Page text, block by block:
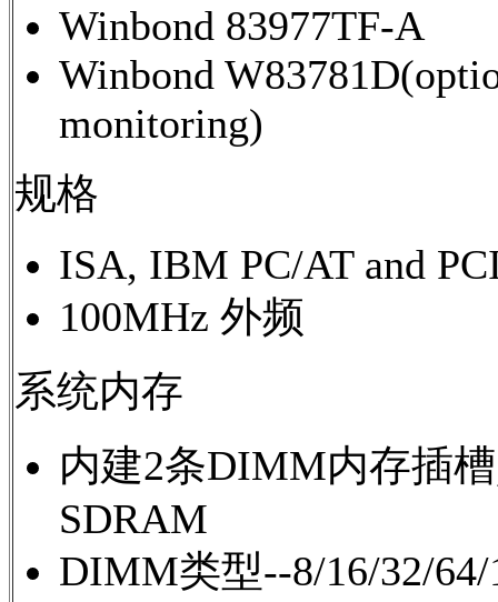
Winbond 83977TF-A
Winbond
monitoring)
规格
ISA, IBM PC/AT and
100MHz 外频
系统内存
内建2条DIMM内存插
SDRAM
DIMM类型--8/16/32/